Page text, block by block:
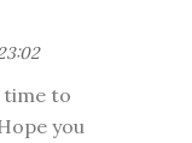
time to
you